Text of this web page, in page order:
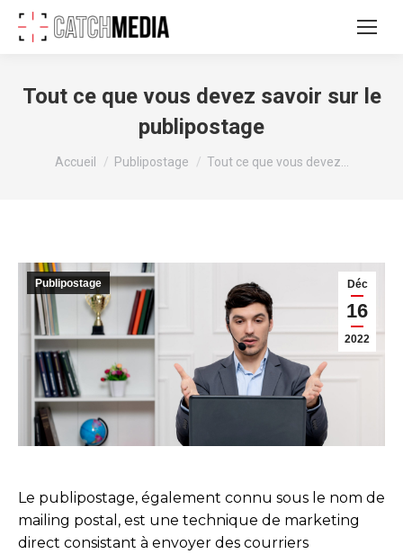
Tout ce que vous devez savoir sur le
publipostage
Vous êtes ici :
Accueil Publipostage Tout ce que vous devez…
Déc
16
2022
Publipostage
Le publipostage, également connu sous le nom de
mailing postal, est une technique de marketing
direct consistant à envoyer des courriers